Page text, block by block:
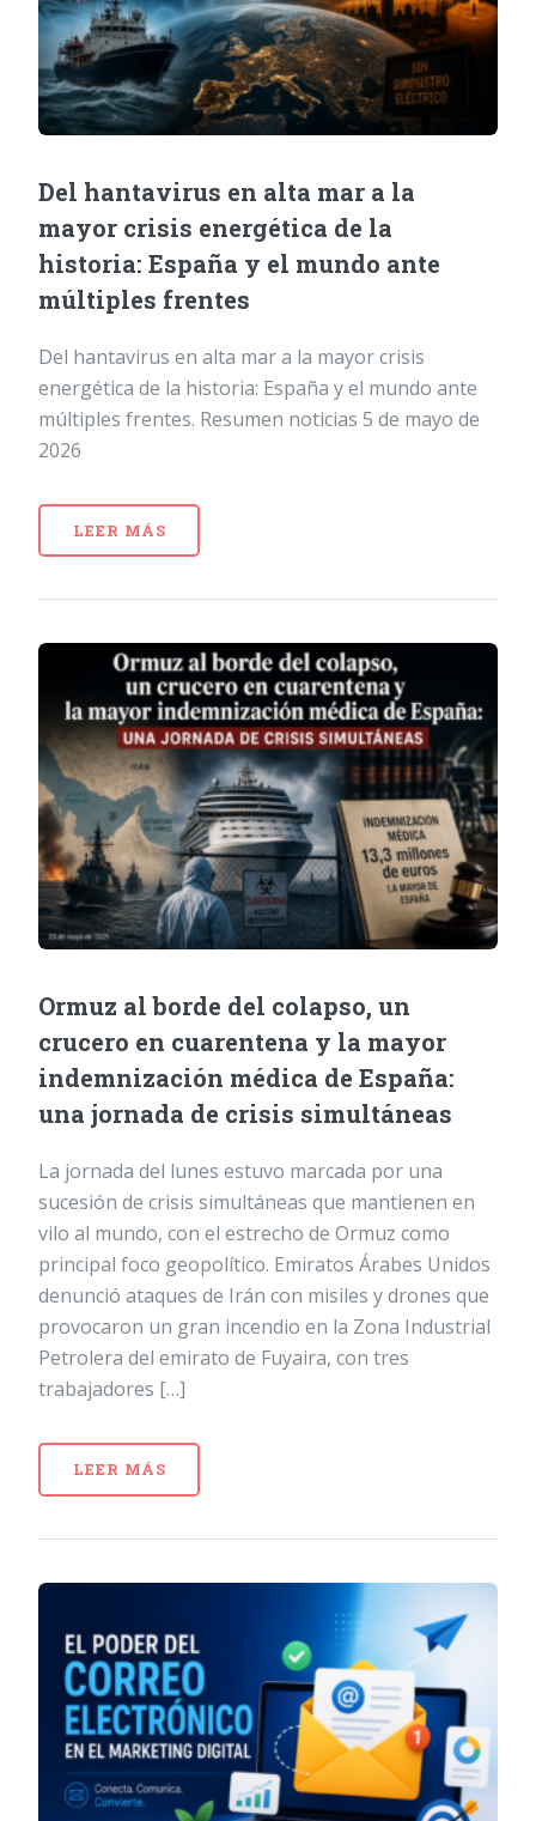
Del hantavirus en alta mar a la
mayor crisis energética de la
historia: España y el mundo ante
múltiples frentes
Del hantavirus en alta mar a la mayor crisis
energética de la historia: España y el mundo ante
múltiples frentes. Resumen noticias 5 de mayo de
2026
LEER MÁS
Ormuz al borde del colapso, un
crucero en cuarentena y la mayor
indemnización médica de España:
una jornada de crisis simultáneas
La jornada del lunes estuvo marcada por una
sucesión de crisis simultáneas que mantienen en
vilo al mundo, con el estrecho de Ormuz como
principal foco geopolítico. Emiratos Árabes Unidos
denunció ataques de Irán con misiles y drones que
provocaron un gran incendio en la Zona Industrial
Petrolera del emirato de Fuyaira, con tres
trabajadores […]
LEER MÁS